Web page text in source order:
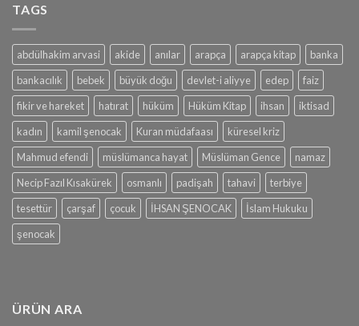
TAGS
abdülhakim arvasi akide anılar arapça arapça kitap
banka
bankacılık
bebek büyük doğu devlet-i aliyye edep
faiz
fikir ve hareket
hatırat hüküm Hüküm Kitap ihsan
iktisad
kadın
kamil şenocak Kuran müdafaası
küresel kriz
Mahmud efendi
müslümanca hayat Müslüman Gence
namaz
Necip Fazıl Kısakürek
osmanlı padişah tahavi
terbiye
tesettür
çarşaf çocuk İHSAN ŞENOCAK
İslam Hukuku
şenocak
ÜRÜN ARA